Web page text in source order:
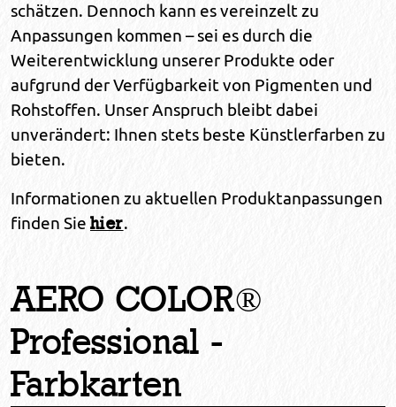
schätzen. Dennoch kann es vereinzelt zu
Anpassungen kommen – sei es durch die
Weiterentwicklung unserer Produkte oder
aufgrund der Verfügbarkeit von Pigmenten und
Rohstoffen. Unser Anspruch bleibt dabei
unverändert: Ihnen stets beste Künstlerfarben zu
bieten.
Informationen zu aktuellen Produktanpassungen
finden Sie hier.
AERO COLOR®
Professional -
Farbkarten